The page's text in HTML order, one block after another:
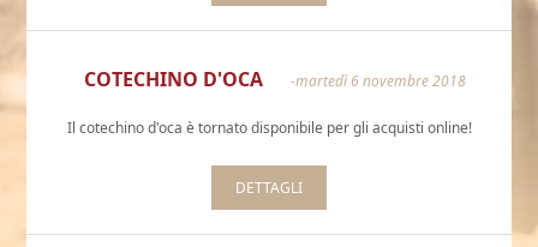
COTECHINO D'OCA -martedì 6 novembre 2018
Il cotechino d'oca è tornato disponibile per gli acquisti online!
DETTAGLI